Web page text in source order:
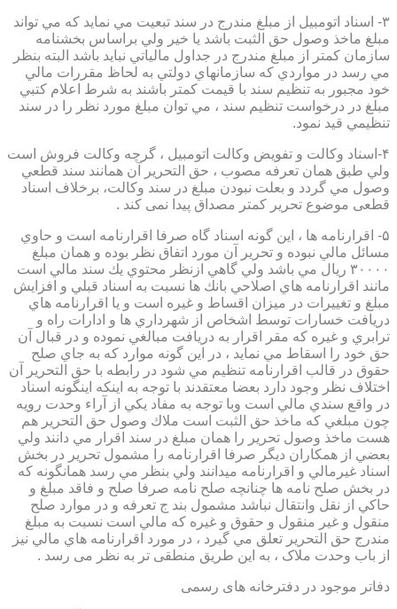
۳- اسناد اتومبيل از مبلغ مندرج در سند تبعيت مي نمايد كه مي تواند
مبلغ ماخذ وصول حق الثبت باشد يا خير ولي براساس بخشنامه
سازمان كمتر از مبلغ مندرج در جداول مالياتي نبايد باشد البته بنظر
مي رسد در مواردي كه سازمانهاي دولتي به لحاظ مقررات مالي
خود مجبور به تنظيم سند با قيمت كمتر باشند به شرط اعلام كتبي
مبلغ در درخواست تنظيم سند ، مي توان مبلغ مورد نظر را در سند
تنظيمي قيد نمود.
۴-اسناد وكالت و تفويض وكالت اتومبيل ، گرچه وكالت فروش است
ولي طبق همان تعرفه مصوب ، حق التحرير آن همانند سند قطعي
وصول مي گردد و بعلت نبودن مبلغ در سند وكالت، برخلاف اسناد
قطعی موضوع تحریر کمتر مصداق پیدا نمی کند .
۵- اقرارنامه ها ، اين گونه اسناد گاه صرفا اقرارنامه است و حاوي
مسائل مالي نبوده و تحرير آن مورد اتفاق نظر بوده و همان مبلغ
۳۰۰۰۰ ريال مي باشد ولي گاهي ازنظر محتوي يك سند مالي است
مانند اقرارنامه هاي اصلاحي بانك ها نسبت به اسناد قبلي و افزايش
مبلغ و تغييرات در ميزان اقساط و غيره است و يا اقرارنامه هاي
دريافت خسارات توسط اشخاص از شهرداري ها و ادارات راه و
ترابري و غيره كه مقر اقرار به دريافت مبالغي نموده و در قبال آن
حق خود را اسقاط مي نمايد ، در اين گونه موارد كه به جاي صلح
حقوق در قالب اقرارنامه تنظيم مي شود در رابطه با حق التحرير آن
اختلاف نظر وجود دارد بعضا معتقدند با توجه به اينكه اينگونه اسناد
در واقع سندي مالي است وبا توجه به مفاد يكي از آراء وحدت رويه
چون مبلغي كه ماخذ حق الثبت است ملاك وصول حق التحرير هم
هست ماخذ وصول تحرير را همان مبلغ در سند اقرار مي دانند ولي
بعضي از همكاران ديگر صرفا اقرارنامه را مشمول تحرير در بخش
اسناد غيرمالي و اقرارنامه ميدانند ولي بنظر مي رسد همانگونه كه
در بخش صلح نامه ها چنانچه صلح نامه صرفا صلح و فاقد مبلغ و
حاكي از نقل وانتقال نباشد مشمول بند ج تعرفه و در موارد صلح
منقول و غير منقول و حقوق و غيره كه مالي است نسبت به مبلغ
مندرج حق التحرير تعلق مي گيرد ، در مورد اقرارنامه هاي مالي نيز
از باب وحدت ملاک ، به این طریق منطقی تر به نظر می رسد .
دفاتر موجود در دفترخانه های رسمی